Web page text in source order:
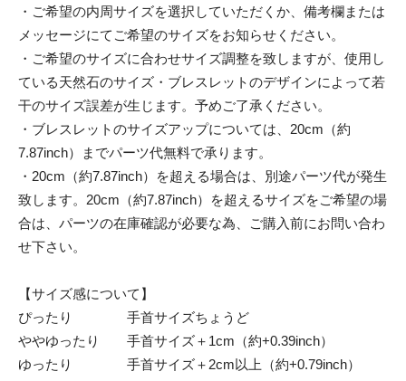
・ご希望の内周サイズを選択していただくか、備考欄または
メッセージにてご希望のサイズをお知らせください。
・ご希望のサイズに合わせサイズ調整を致しますが、使用し
ている天然石のサイズ・ブレスレットのデザインによって若
干のサイズ誤差が生じます。予めご了承ください。
・ブレスレットのサイズアップについては、20cm（約
7.87inch）までパーツ代無料で承ります。
・20cm（約7.87inch）を超える場合は、別途パーツ代が発生
致します。20cm（約7.87inch）を超えるサイズをご希望の場
合は、パーツの在庫確認が必要な為、ご購入前にお問い合わ
せ下さい。
【サイズ感について】
ぴったり 手首サイズちょうど
ややゆったり 手首サイズ＋1cm（約+0.39inch）
ゆったり 手首サイズ＋2cm以上（約+0.79inch）